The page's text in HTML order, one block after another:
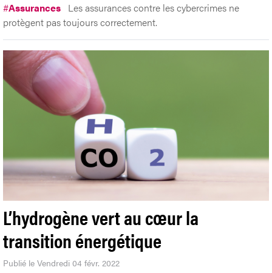
#Assurances Les assurances contre les cybercrimes ne
protègent pas toujours correctement.
L’hydrogène vert au cœur la
transition énergétique
Publié le Vendredi 04 févr. 2022